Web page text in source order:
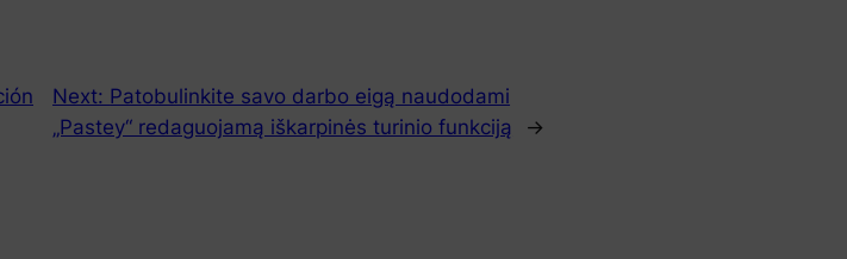
Next: Patobulinkite savo darbo eigą naudodami
„Pastey“ redaguojamą iškarpinės turinio funkciją
→